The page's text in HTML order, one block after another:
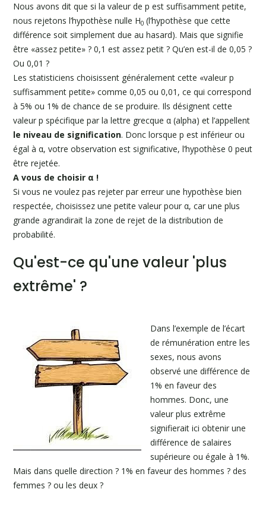
Nous avons dit que si la valeur de p est suffisamment petite,
nous rejetons l’hypothèse nulle H0(l’hypothèse que cette
différence soit simplement due au hasard). Mais que signifie
être «assez petite» ? 0,1 est assez petit ? Qu’en est-il de 0,05 ?
Ou 0,01 ?
Les statisticiens choisissent généralement cette «valeur p
suffisamment petite» comme 0,05 ou 0,01, ce qui correspond
à 5% ou 1% de chance de se produire. Ils désignent cette
valeur p spécifique par la lettre grecque α (alpha) et l’appellent
le niveau de signification. Donc lorsque p est inférieur ou
égal à α, votre observation est significative, l’hypothèse 0 peut
être rejetée.
A vous de choisir α !
Si vous ne voulez pas rejeter par erreur une hypothèse bien
respectée, choisissez une petite valeur pour α, car une plus
grande agrandirait la zone de rejet de la distribution de
probabilité.
Qu'est-ce qu'une valeur 'plus
extrême' ?
Dans l’exemple de l’écart
de rémunération entre les
sexes, nous avons
observé une différence de
1% en faveur des
hommes. Donc, une
valeur plus extrême
signifierait ici obtenir une
différence de salaires
supérieure ou égale à 1%.
Mais dans quelle direction ? 1% en faveur des hommes ? des
femmes ? ou les deux ?